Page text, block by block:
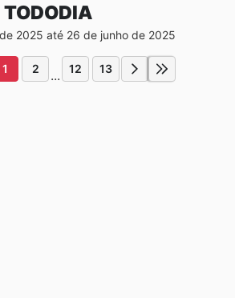
TODODIA
2025 até 26 de junho de 2025
1 2 ... 12 13